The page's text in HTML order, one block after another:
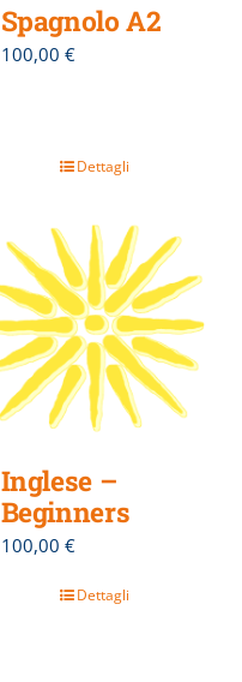
Spagnolo A2
100,00 €
Dettagli
Inglese –
Beginners
100,00 €
Dettagli